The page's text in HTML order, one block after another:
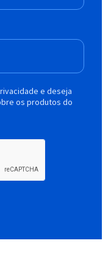
e deseja
os produtos do